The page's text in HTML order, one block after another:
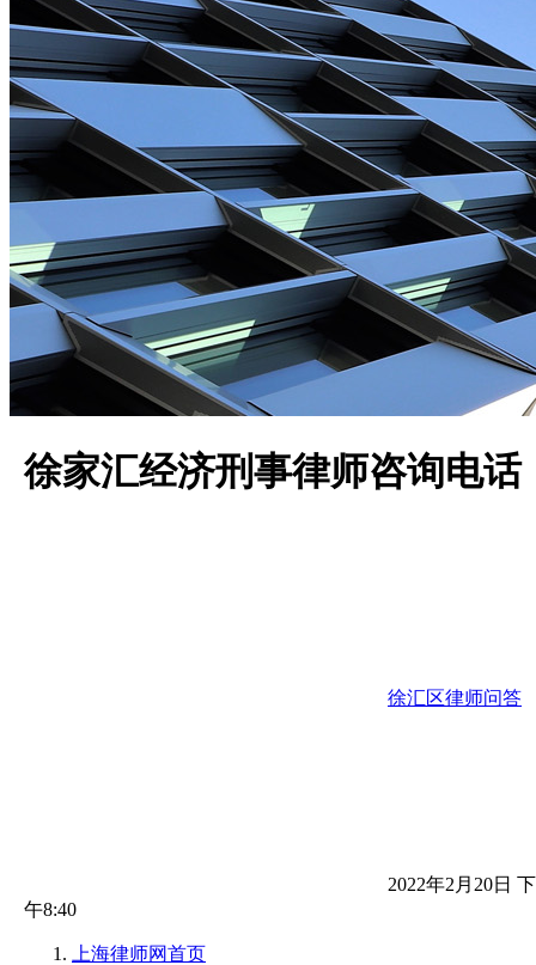
徐家汇经济刑事律师咨询电话
徐汇区律师问答
2022年2月20日 下
午8:40
上海律师网首页